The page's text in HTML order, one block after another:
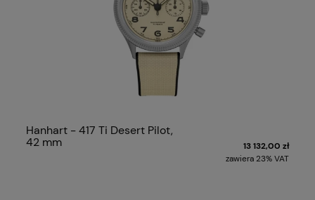
Hanhart - 417 Ti Desert Pilot,
42 mm
13 132,00 zł
zawiera 23% VAT